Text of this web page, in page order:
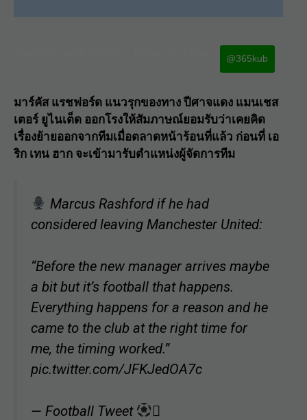
@365kub
มาร์คัส แรชฟอร์ด แนวรุกของทาง ปีศาจแดง แมนเชส
เตอร์ ยูไนเต็ด ออกโรงให้สัมภาษณ์ยอมรับว่าเคยคิด
เรื่องย้ายออกจากทีมเมื่อตลาดหน้าร้อนที่แล้ว ก่อนที่ เอ
ริก เทน ฮาก จะเข้ามารับตำแหน่งผู้จัดการทีม
Marcus Rashford if he had
considered leaving Manchester United:
“Before the new manager arrives maybe
a bit but it’s football that happens.
Everything happens for a reason and he
came to the club at the right time for
me, the timing worked.”
pic.twitter.com/JFKJedOA7c
— Football Tweet
